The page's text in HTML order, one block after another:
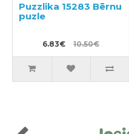
Puzzlika 15283 Bērnu
puzle
6.83€ 10.50€